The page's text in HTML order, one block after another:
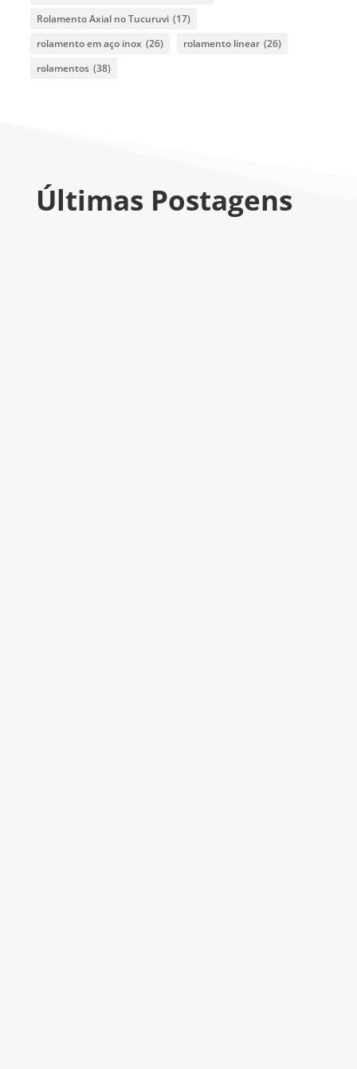
Rolamento Axial no Tucuruvi (17)
rolamento em aço inox (26) rolamento linear (26)
rolamentos (38)
Últimas Postagens